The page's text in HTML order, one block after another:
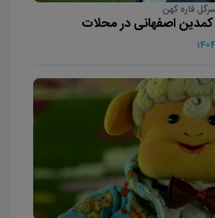
قاره کهن
اصفهانی در محلات